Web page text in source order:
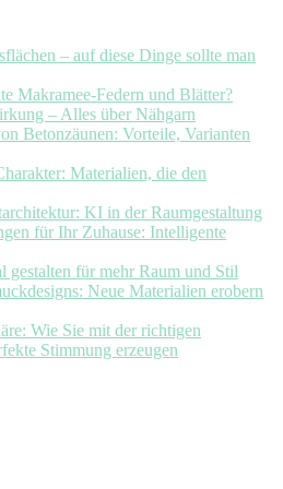
– auf diese Dinge sollte man
Makramee-Federn und Blätter?
– Alles über Nähgarn
Betonzäunen: Vorteile, Varianten
Materialien, die den
KI in der Raumgestaltung
für Ihr Zuhause: Intelligente
gestalten für mehr Raum und Stil
Neue Materialien erobern
Wie Sie mit der richtigen
Stimmung erzeugen